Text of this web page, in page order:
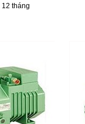
12 tháng